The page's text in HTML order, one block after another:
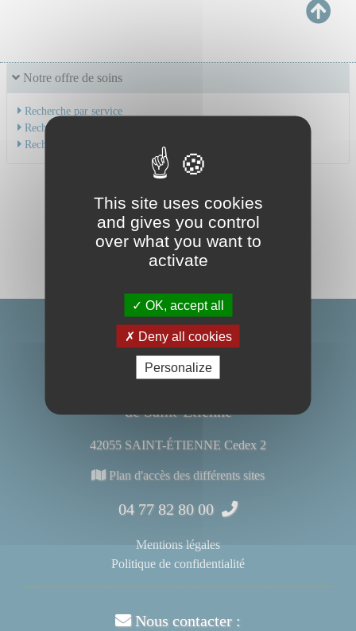
Notre offre de soins
Recherche par service
Recherche par spécialité
Recherche par médecin
de Saint-Étienne
42055 SAINT-ÉTIENNE Cedex 2
Plan d'accès des différents sites
04 77 82 80 00
Mentions légales
Politique de confidentialité
Nous contacter :
This site uses cookies
and gives you control
over what you want to
activate
OK, accept all
Deny all cookies
Personalize